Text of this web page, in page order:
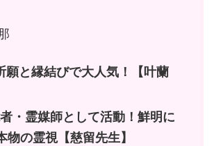
願と縁結びで大人気！【叶蘭
・霊媒師として活動！鮮明に
物の霊視【慈留先生】